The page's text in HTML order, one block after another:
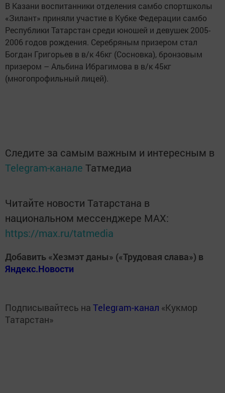
В Казани воспитанники отделения самбо спортшколы
«Зилант» приняли участие в Кубке Федерации самбо
Республики Татарстан среди юношей и девушек 2005-
2006 годов рождения. Серебряным призером стал
Богдан Григорьев в в/к 46кг (Сосновка), бронзовым
призером – Альбина Ибрагимова в в/к 45кг
(многопрофильный лицей).
Следите за самым важным и интересным в
Telegram-канале Татмедиа
Читайте новости Татарстана в
национальном мессенджере MАХ:
https://max.ru/tatmedia
Добавить «Хезмэт даны» («Трудовая слава») в
Яндекс.Новости
Подписывайтесь на Telegram-канал «Кукмор
Татарстан»